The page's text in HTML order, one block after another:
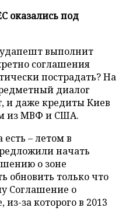
оказались под
выполнит
соглашения
пострадать? На
диалог
и даже кредиты Киев
из МВФ и США.
– летом в
начать
о зоне
обновить только что
Соглашение о
из-за которого в 2013